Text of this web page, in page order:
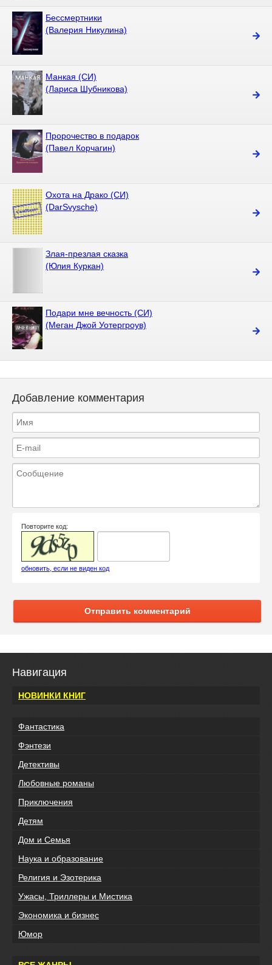
Бессмертники
(Валерия Никулина)
Манкая (СИ)
(Лариса Шубникова)
Пророчество в подарок
(Павел Корчагин)
Охота на Драко (СИ)
(DarSvysche)
Злая-презлая сказка
(Юлия Куркан)
Подари мне вечность (СИ)
(Меган Джой Уотергроув)
Добавление комментария
Повторите код:
обновить, если не виден код
Отправить комментарий
Навигация
НОВИНКИ КНИГ
Фантастика
Фэнтези
Детективы
Любовные романы
Приключения
Детям
Дом и Семья
Наука и образование
Религия и Эзотерика
Ужасы, Триллеры и Мистика
Экономика и бизнес
Юмор